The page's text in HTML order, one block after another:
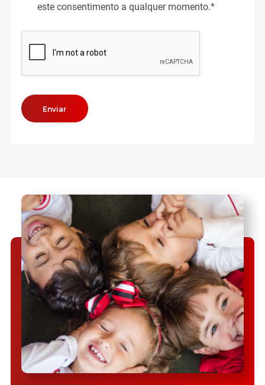
este consentimento a qualquer momento.*
Enviar